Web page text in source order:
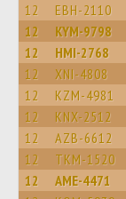
12 EBH-2110
12 KYM-9798
12 HMI-2768
12 XNI-4808
12 KZM-4981
12 KNX-2512
12 AZB-6612
12 TKM-1520
12 AME-4471